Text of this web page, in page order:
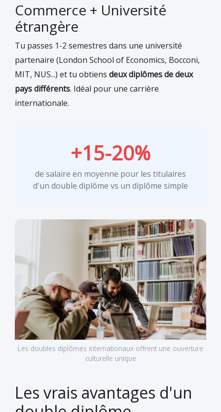
Commerce + Université
étrangère
Tu passes 1-2 semestres dans une université
partenaire (London School of Economics, Bocconi,
MIT, NUS...) et tu obtiens deux diplômes de deux
pays différents. Idéal pour une carrière
internationale.
+15-20%
de salaire en moyenne pour les titulaires
d'un double diplôme vs un diplôme simple
Les doubles diplômes internationaux offrent une ouverture
culturelle unique
Les vrais avantages d'un